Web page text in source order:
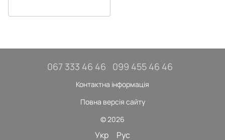
067 333 46 46 099 455 46 46
Контактна інформація
Повна версія сайту
© 2026
Укр Рус